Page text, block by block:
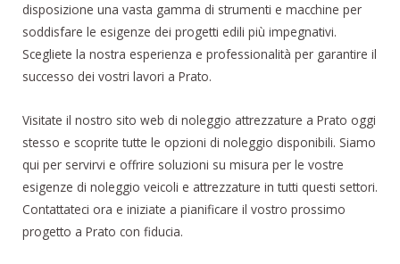
disposizione una vasta gamma di strumenti e macchine per
soddisfare le esigenze dei progetti edili più impegnativi.
Scegliete la nostra esperienza e professionalità per garantire il
successo dei vostri lavori a Prato.
Visitate il nostro sito web di noleggio attrezzature a Prato oggi
stesso e scoprite tutte le opzioni di noleggio disponibili. Siamo
qui per servirvi e offrire soluzioni su misura per le vostre
esigenze di noleggio veicoli e attrezzature in tutti questi settori.
Contattateci ora e iniziate a pianificare il vostro prossimo
progetto a Prato con fiducia.